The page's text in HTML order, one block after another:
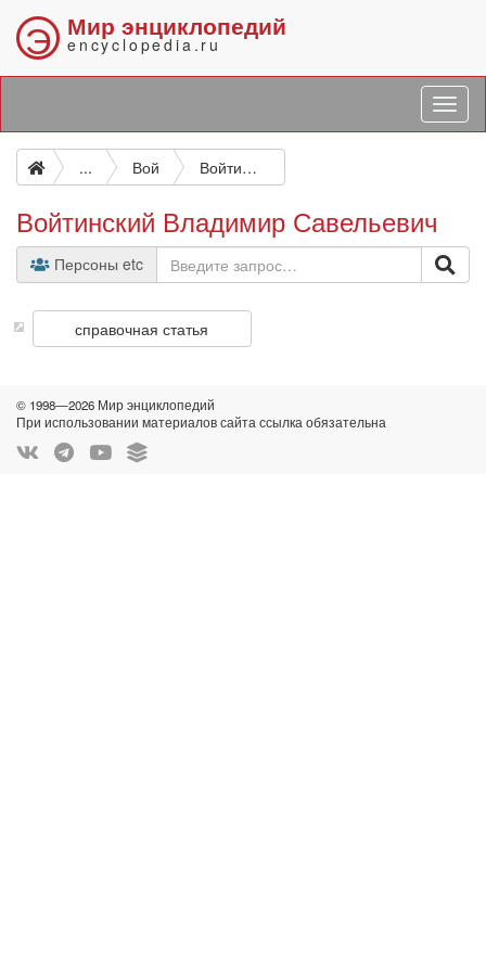
Э Мир энциклопедий
encyclopedia.ru
... Вой Войтинский Владимир Савельевич
Войтинский Владимир Савельевич
Персоны etc
справочная статья
© 1998—2026 Мир энциклопедий
При использовании материалов сайта ссылка обязательна